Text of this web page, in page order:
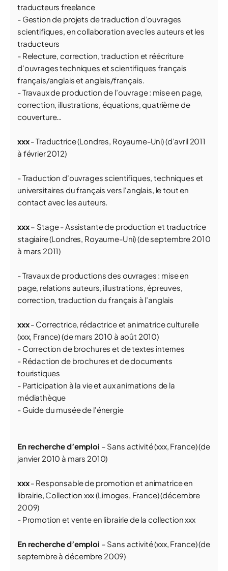
traducteurs freelance
- Gestion de projets de traduction d’ouvrages
scientifiques, en collaboration avec les auteurs et les
traducteurs
- Relecture, correction, traduction et réécriture
d’ouvrages techniques et scientifiques français
français/anglais et anglais/français.
- Travaux de production de l’ouvrage : mise en page,
correction, illustrations, équations, quatrième de
couverture…
xxx- Traductrice (Londres, Royaume-Uni) (d’avril 2011
à février 2012)
- Traduction d'ouvrages scientifiques, techniques et
universitaires du français vers l'anglais, le tout en
contact avec les auteurs.
xxx– Stage - Assistante de production et traductrice
stagiaire (Londres, Royaume-Uni) (de septembre 2010
à mars 2011)
- Travaux de productions des ouvrages : mise en
page, relations auteurs, illustrations, épreuves,
correction, traduction du français à l’anglais
xxx- Correctrice, rédactrice et animatrice culturelle
(xxx, France) (de mars 2010 à août 2010)
- Correction de brochures et de textes internes
- Rédaction de brochures et de documents
touristiques
- Participation à la vie et aux animations de la
médiathèque
- Guide du musée de l'énergie
En recherche d’emploi – Sans activité (xxx, France) (de
janvier 2010 à mars 2010)
xxx- Responsable de promotion et animatrice en
librairie, Collection xxx (Limoges, France) (décembre
2009)
- Promotion et vente en librairie de la collection xxx
En recherche d’emploi – Sans activité (xxx, France) (de
septembre à décembre 2009)